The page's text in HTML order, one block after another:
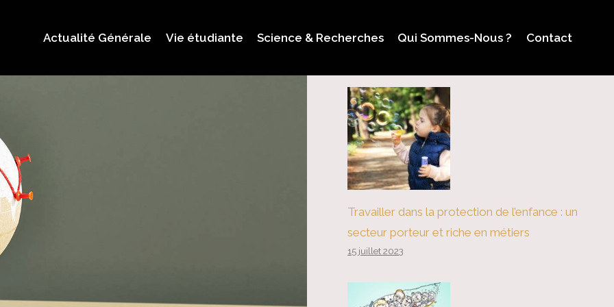
Actualité Générale Vie étudiante Science & Recherches Qui Sommes-Nous ? Contact
Travailler dans la protection de l’enfance : un
secteur porteur et riche en métiers
15 juillet 2023